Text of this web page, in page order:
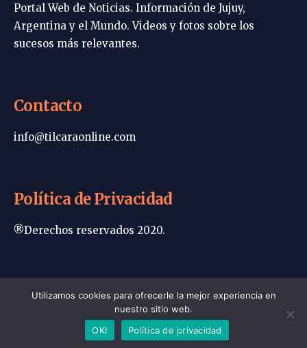
Portal Web de Noticias. Información de Jujuy,
Argentina y el Mundo. Videos y fotos sobre los
sucesos más relevantes.
Contacto
info@tilcaraonline.com
Política de Privacidad
®Derechos reservados 2020.
Portada | Tilcara Online
Política de privacidad
Contacto
Utilizamos cookies para ofrecerle la mejor experiencia en
nuestro sitio web.
OK!
Política de privacidad